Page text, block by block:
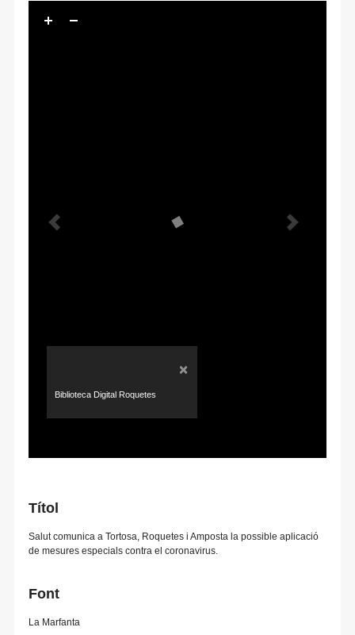
×
Biblioteca Digital Roquetes
Títol
Salut comunica a Tortosa, Roquetes i Amposta la possible aplicació
de mesures especials contra el coronavirus.
Font
La Marfanta